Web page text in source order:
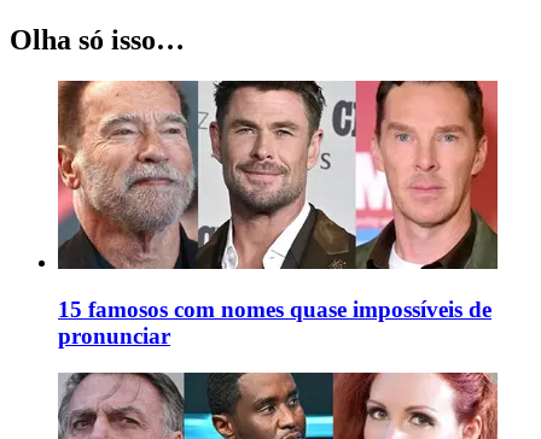
Olha só isso…
15 famosos com nomes quase impossíveis de
pronunciar